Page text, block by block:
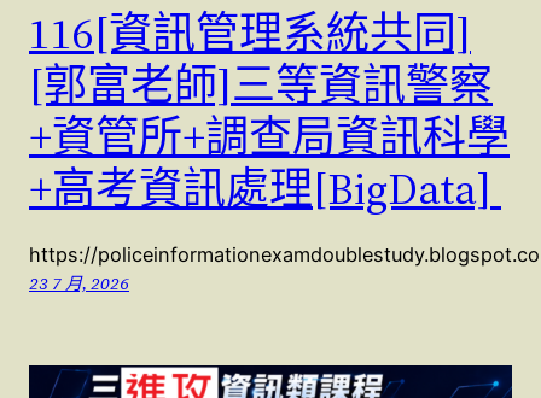
116[資訊管理系統共同]
[郭富老師]三等資訊警察
+資管所+調查局資訊科學
+高考資訊處理[BigData]
https://
23 7 月, 2026